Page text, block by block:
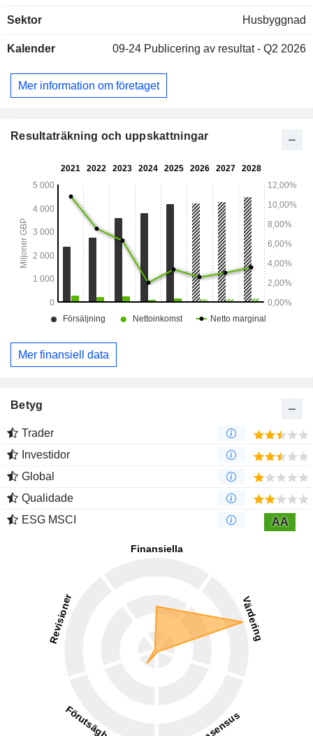
Sektor Husbyggnad
Kalender 09-24 Publicering av resultat - Q2 2026
Mer information om företaget
Resultaträkning och uppskattningar
Mer finansiell data
Betyg
Trader
Investidor
Global
Qualidade
ESG MSCI
AA